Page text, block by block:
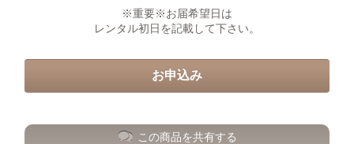
※重要※お届希望日は
レンタル初日を記載して下さい。
この商品を共有する